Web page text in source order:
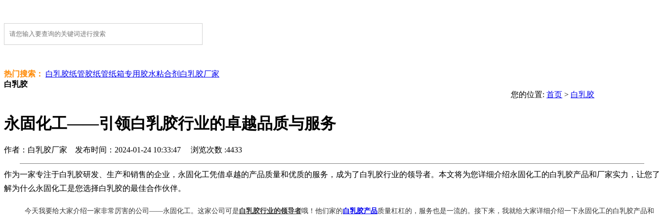
热门搜索： 白乳胶纸管胶纸管纸箱专用胶水粘合剂 白乳胶厂家
白乳胶
您的位置:首页 > 白乳胶
永固化工——引领白乳胶行业的卓越品质与服务
作者：白乳胶厂家 发布时间：2024-01-24 10:33:47 浏览次数 :4433
作为一家专注于白乳胶研发、生产和销售的企业，永固化工凭借卓越的产品质量和优质的服务，成为了白乳胶行业的领导者。本文将为您详细介绍永固化工的白乳胶产品和厂家实力，让您了
解为什么永固化工是您选择白乳胶的最佳合作伙伴。
今天我要给大家介绍一家非常厉害的公司——永固化工。这家公司可是白乳胶行业的领导者哦！他们家的白乳胶产品质量杠杠的，服务也是一流的。接下来，我就给大家详细介绍一下永固化工的白乳胶产品和